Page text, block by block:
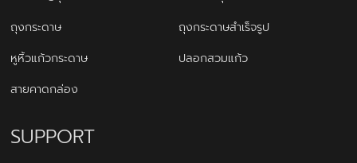
ถุงกระดาษ
ถุงกระดาษสำเร็จรูป
หูหิ้วแก้วกระดาษ
ปลอกสวมแก้ว
สายคาดกล่อง
SUPPORT